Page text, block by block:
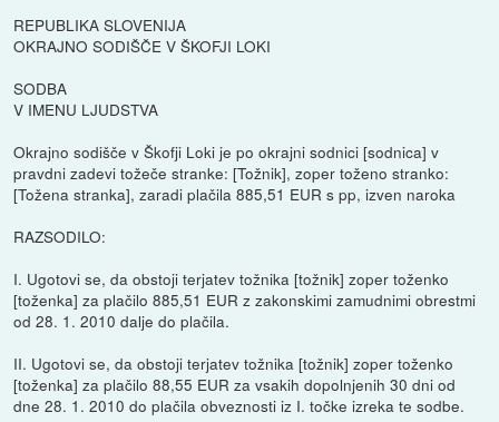
REPUBLIKA SLOVENIJA
OKRAJNO SODIŠČE V ŠKOFJI LOKI
SODBA
V IMENU LJUDSTVA
Okrajno sodišče v Škofji Loki je po okrajni sodnici [sodnica] v
pravdni zadevi tožeče stranke: [Tožnik], zoper toženo stranko:
[Tožena stranka], zaradi plačila 885,51 EUR s pp, izven naroka
RAZSODILO:
I. Ugotovi se, da obstoji terjatev tožnika [tožnik] zoper toženko
[toženka] za plačilo 885,51 EUR z zakonskimi zamudnimi obrestmi
od 28. 1. 2010 dalje do plačila.
II. Ugotovi se, da obstoji terjatev tožnika [tožnik] zoper toženko
[toženka] za plačilo 88,55 EUR za vsakih dopolnjenih 30 dni od
dne 28. 1. 2010 do plačila obveznosti iz I. točke izreka te sodbe.